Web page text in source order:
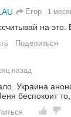
Егор 1
на
Поделиться
назад
Украина
беспокоит